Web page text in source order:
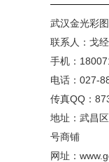
武汉金光彩
联系人：戈
手机：
电话：027-
传真QQ：
地址：武昌
号商铺
网址：